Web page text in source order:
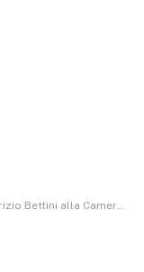
del Presidente della Repubblica. 20 febbraio